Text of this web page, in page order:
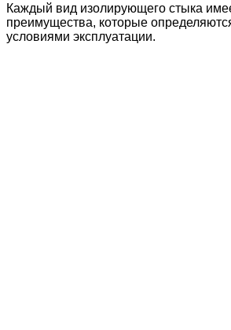
Каждый вид изолирующего стыка
преимущества, которые
условиями эксплуатации.